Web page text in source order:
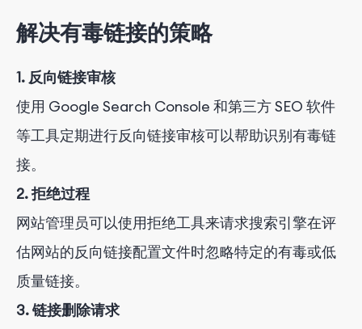
解决有毒链接的策略
1. 反向链接审核
使用 Google Search Console 和第三方 SEO 软件
等工具定期进行反向链接审核可以帮助识别有毒链
接。
2. 拒绝过程
网站管理员可以使用拒绝工具来请求搜索引擎在评
估网站的反向链接配置文件时忽略特定的有毒或低
质量链接。
3. 链接删除请求